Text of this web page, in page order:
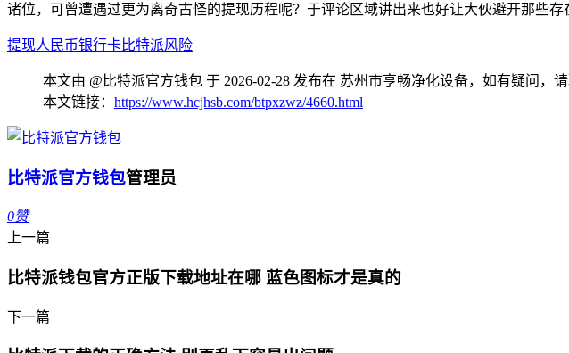
诸位，可曾遭遇过更为离奇古怪的提现历程呢？于评论区域讲出来也好让大伙避开那些存
提现人民币银行卡比特派风险
本文由 @比特派官方钱包 于 2026-02-28 发布在 苏州市亨畅净化设备，如有疑问，请
本文链接： https://www.hcjhsb.com/btpxzwz/4660.html
比特派官方钱包管理员
0赞
上一篇
比特派钱包官方正版下载地址在哪 蓝色图标才是真的
下一篇